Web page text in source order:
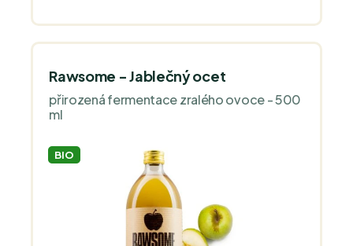
Rawsome - Jablečný ocet
přirozená fermentace zralého ovoce - 500
ml
BIO